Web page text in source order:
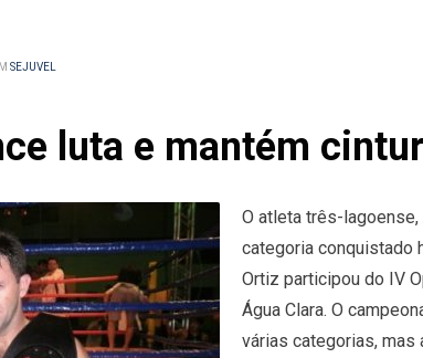
SEJUVEL
luta e mantém
O atleta três-lagoense,
categoria conquistado
Ortiz participou do IV
Água Clara. O
várias categorias, mas